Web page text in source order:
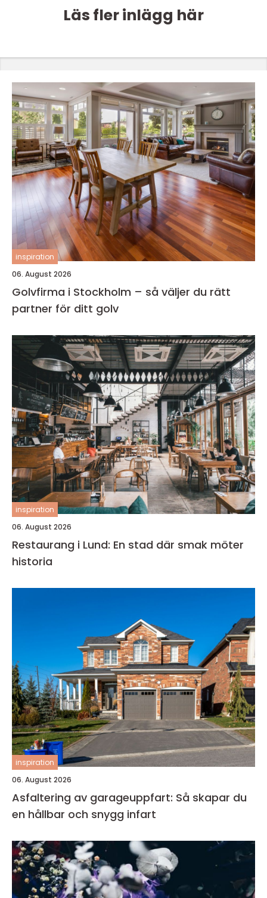
Läs fler inlägg här
inspiration
06. August 2026
Golvfirma i Stockholm – så väljer du rätt
partner för ditt golv
inspiration
06. August 2026
Restaurang i Lund: En stad där smak möter
historia
inspiration
06. August 2026
Asfaltering av garageuppfart: Så skapar du
en hållbar och snygg infart